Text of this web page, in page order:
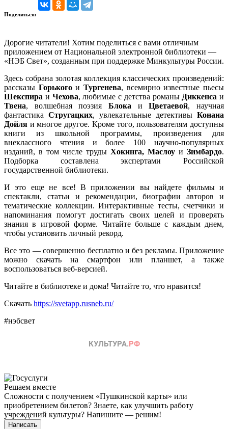
Поделиться:
Дорогие читатели! Хотим поделиться с вами отличным
приложением от Национальной электронной библиотеки —
«НЭБ Свет», созданным при поддержке Минкультуры России.
Здесь собрана золотая коллекция классических произведений:
рассказы ГорькогоиТургенева, всемирно известные пьесы
Шекспира и Чехова, любимые с детства романы Диккенса и
Твена, волшебная поэзия Блока иЦветаевой, научная
фантастика Стругацких, увлекательные детективы Конана
Дойля и многое другое. Кроме того, пользователям доступны
книги из школьной программы, произведения для
внеклассного чтения и более 100 научно-популярных
изданий, в том числе труды Хокинга, Маслоу и Зимбардо.
Подборка составлена экспертами Российской
государственной библиотеки.
И это еще не все! В приложении вы найдете фильмы и
спектакли, статьи и рекомендации, биографии авторов и
тематические коллекции. Интерактивные тесты, счетчики и
напоминания помогут достигать своих целей и проверять
знания в игровой форме. Читайте больше с каждым днем,
чтобы установить личный рекорд.
Все это — совершенно бесплатно и без рекламы. Приложение
можно скачать на смартфон или планшет, а также
воспользоваться веб-версией.
Читайте в библиотеке и дома! Читайте то, что нравится!
Скачать https://svetapp.rusneb.ru/
#нэбсвет
Решаем вместе
Сложности с получением «Пушкинской карты» или
приобретением билетов? Знаете, как улучшить работу
учреждений культуры? Напишите — решим!
Написать